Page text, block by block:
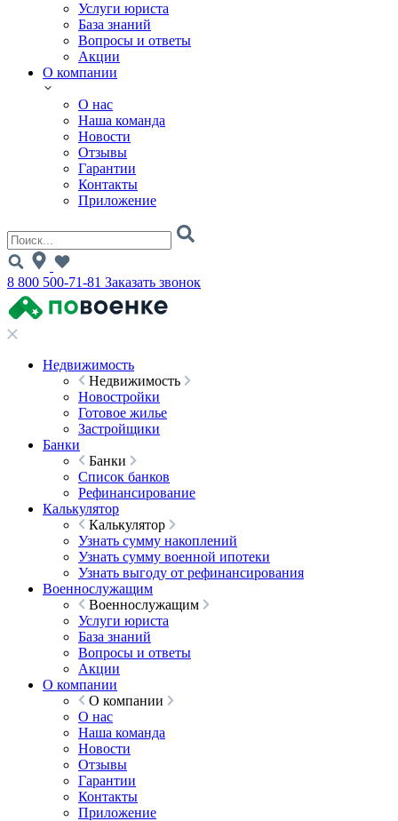
Услуги юриста
База знаний
Вопросы и ответы
Акции
О компании
О нас
Наша команда
Новости
Отзывы
Гарантии
Контакты
Приложение
8 800 500-71-81 Заказать звонок
Недвижимость
Недвижимость
Новостройки
Готовое жилье
Застройщики
Банки
Банки
Список банков
Рефинансирование
Калькулятор
Калькулятор
Узнать сумму накоплений
Узнать сумму военной ипотеки
Узнать выгоду от рефинансирования
Военнослужащим
Военнослужащим
Услуги юриста
База знаний
Вопросы и ответы
Акции
О компании
О компании
О нас
Наша команда
Новости
Отзывы
Гарантии
Контакты
Приложение